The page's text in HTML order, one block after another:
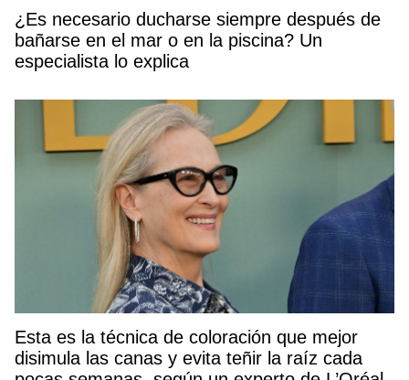
¿Es necesario ducharse siempre después de
bañarse en el mar o en la piscina? Un
especialista lo explica
Esta es la técnica de coloración que mejor
disimula las canas y evita teñir la raíz cada